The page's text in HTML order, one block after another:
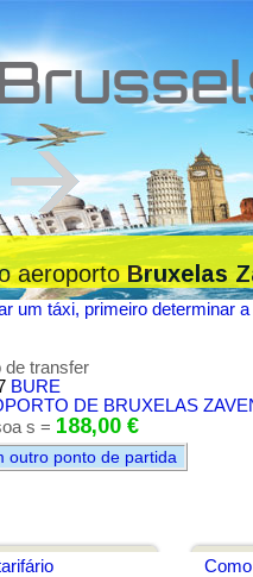
aeroportoBruxelas
um táxi, primeiro determinar a
transfer
BURE
DE BRUXELAS
s = 188,00 €